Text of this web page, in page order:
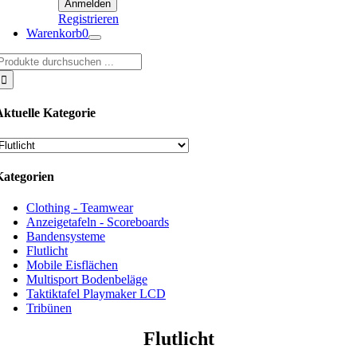
Registrieren
Warenkorb0
Kategorie
Clothing - Teamwear
Anzeigetafeln - Scoreboards
Bandensysteme
Flutlicht
Mobile Eisflächen
Multisport Bodenbeläge
Taktiktafel Playmaker LCD
Tribünen
Flutlicht